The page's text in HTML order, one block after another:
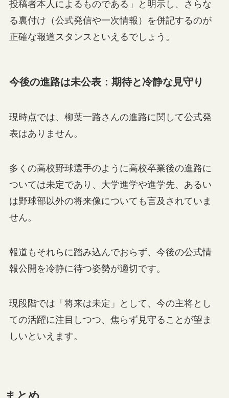
投稿者本人によるものである」と明示し、さらな
る裏付け（公式発信や一次情報）を併記するのが
正確な報道スタンスといえるでしょう。
今後の進路は未公表：期待と冷静な見守り
現時点では、柳葉一路さんの進路に関して公式発
表はありません。
多くの高校野球選手のように高校卒業後の進路に
ついては未定であり、大学進学や進学先、あるい
は野球部以外の将来像についても言及されていま
せん。
報道もそれらに踏み込んでおらず、今後の公式情
報公開を冷静に待つ姿勢が適切です。
現段階では「将来は未定」として、今の主将とし
ての活躍に注目しつつ、焦らず見守ることが望ま
しいといえます。